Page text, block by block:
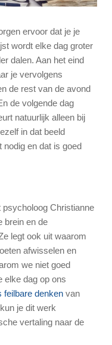
ervoor dat je je
wordt elke dag groter
dalen. Aan het eind
je vervolgens
de rest van de avond
de volgende dag
natuurlijk alleen bij
in dat beeld
nodig en dat is goed
psycholoog Christianne
brein en de
legt ook uit waarom
afwisselen en
we niet goed
elke dag op ons
feilbare denken van
je dit werk
vertaling naar de